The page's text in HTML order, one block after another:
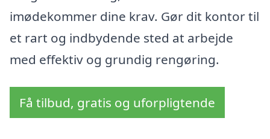
imødekommer dine krav. Gør dit kontor til
et rart og indbydende sted at arbejde
med effektiv og grundig rengøring.
Få tilbud, gratis og uforpligtende